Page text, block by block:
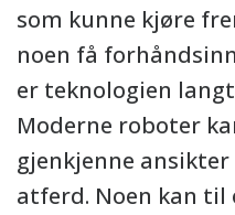
som kunne kjøre
noen få
er teknologien
Moderne roboter
gjenkjenne
atferd. Noen kan til